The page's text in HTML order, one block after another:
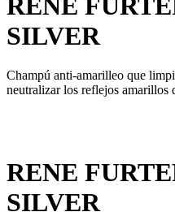
SILVER
Champú anti-amarilleo que
neutralizar los reflejos amarillos
RENE
SILVER